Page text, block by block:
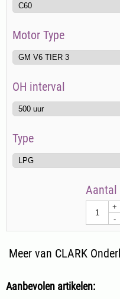
Motor Type
OH interval
Type
Aantal
+
-
Meer van CLARK
Aanbevolen artikelen: